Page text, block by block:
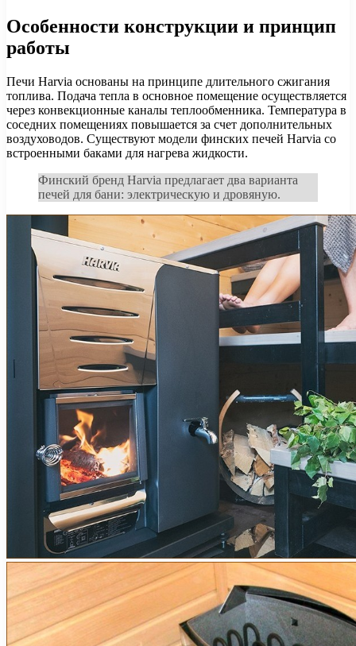
Особенности конструкции и принцип
работы
Печи Harvia основаны на принципе длительного сжигания
топлива. Подача тепла в основное помещение осуществляется
через конвекционные каналы теплообменника. Температура в
соседних помещениях повышается за счет дополнительных
воздуховодов. Существуют модели финских печей Harvia со
встроенными баками для нагрева жидкости.
Финский бренд Harvia предлагает два варианта
печей для бани: электрическую и дровяную.